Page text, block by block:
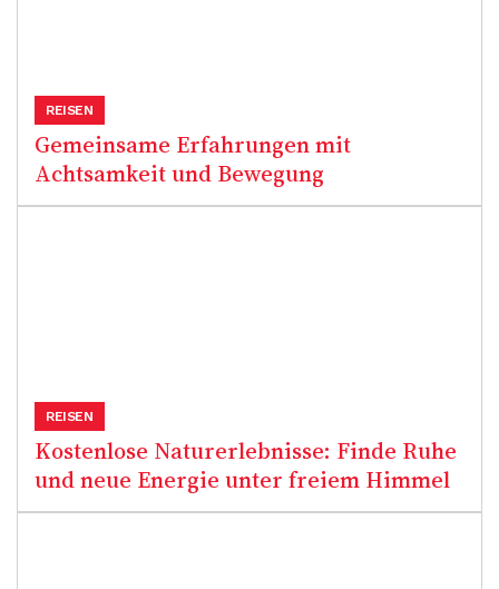
Gemeinsame Erfahrungen mit
Achtsamkeit und Bewegung
REISEN
Kostenlose Naturerlebnisse: Finde Ruhe
und neue Energie unter freiem Himmel
REISEN